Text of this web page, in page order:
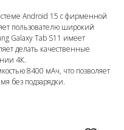
Android 15 c фирменной
пользователю широкий
Galaxy Tab S11 имеет
делать качественные
4К.
8400 мАч, что позволяет
без подзарядки.